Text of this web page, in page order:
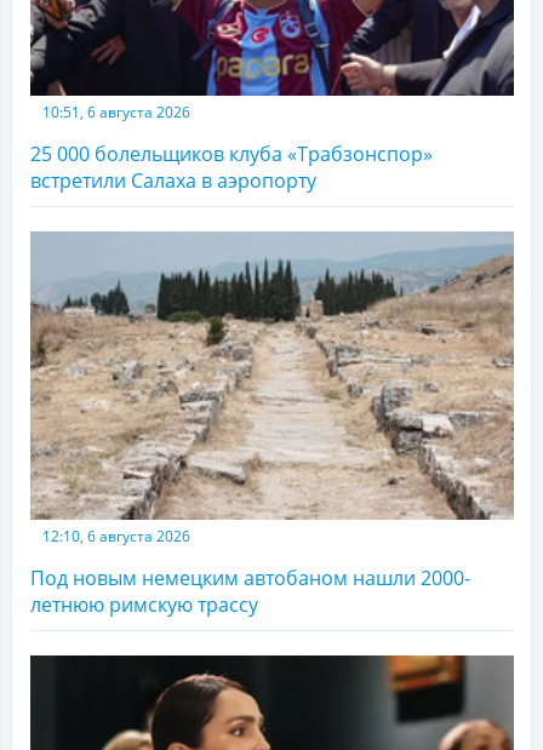
10:51, 6 августа 2026
25 000 болельщиков клуба «Трабзонспор»
встретили Салаха в аэропорту
12:10, 6 августа 2026
Под новым немецким автобаном нашли 2000-
летнюю римскую трассу